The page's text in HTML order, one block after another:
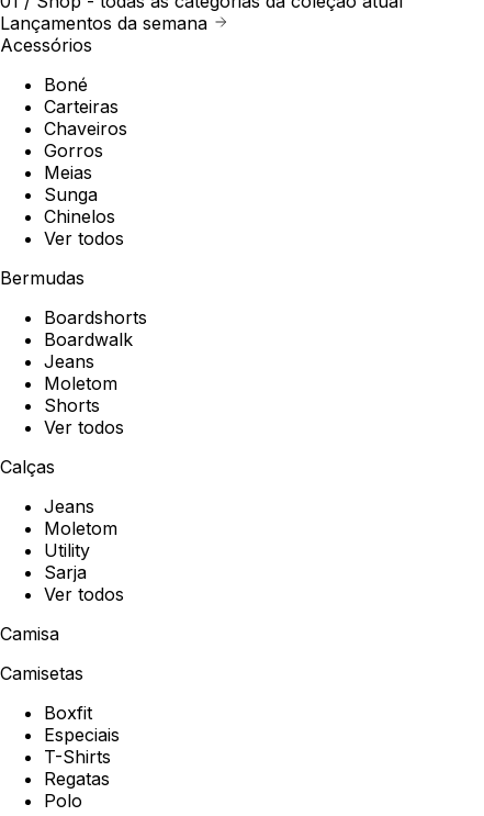
Lançamentos da semana
Acessórios
Boné
Carteiras
Chaveiros
Gorros
Meias
Sunga
Chinelos
Ver todos
Bermudas
Boardshorts
Boardwalk
Jeans
Moletom
Shorts
Ver todos
Calças
Jeans
Moletom
Utility
Sarja
Ver todos
Camisa
Camisetas
Boxfit
Especiais
T-Shirts
Regatas
Polo